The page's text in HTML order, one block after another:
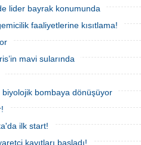
aldığı Alman işletmesindeki Emil
gemisinde yangın çıktı; teknik sistemler
durunca mürettebat tahliye edildi.
lider bayrak konumunda
faaliyetlerine kısıtlama!
mavi sularında
bombaya dönüşüyor
ilk start!
kayıtları başladı!